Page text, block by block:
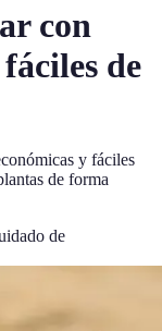
con
de
y fáciles
de forma
de